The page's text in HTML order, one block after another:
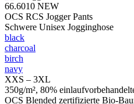
66.6010 NEW
OCS RCS Jogger Pants
Schwere Unisex Jogginghose
black
charcoal
birch
navy
XXS – 3XL
350g/m², 80%
OCS Blended zertifizierte Bio-